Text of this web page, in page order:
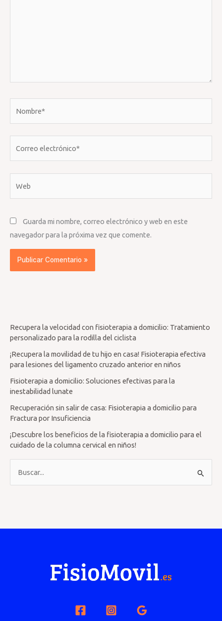
Guarda mi nombre, correo electrónico y web en este
navegador para la próxima vez que comente.
Recupera la velocidad con fisioterapia a domicilio: Tratamiento
personalizado para la rodilla del ciclista
¡Recupera la movilidad de tu hijo en casa! Fisioterapia efectiva
para lesiones del ligamento cruzado anterior en niños
Fisioterapia a domicilio: Soluciones efectivas para la
inestabilidad lunate
Recuperación sin salir de casa: Fisioterapia a domicilio para
Fractura por Insuficiencia
¡Descubre los beneficios de la fisioterapia a domicilio para el
cuidado de la columna cervical en niños!